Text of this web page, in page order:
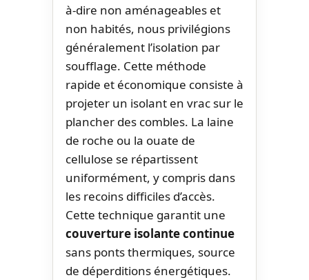
à-dire non aménageables et
non habités, nous privilégions
généralement l’isolation par
soufflage. Cette méthode
rapide et économique consiste à
projeter un isolant en vrac sur le
plancher des combles. La laine
de roche ou la ouate de
cellulose se répartissent
uniformément, y compris dans
les recoins difficiles d’accès.
Cette technique garantit une
couverture isolante continue
sans ponts thermiques, source
de déperditions énergétiques.